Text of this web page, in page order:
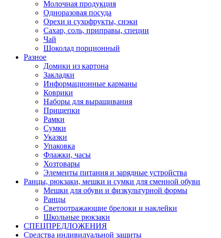
Молочная продукция
Одноразовая посуда
Орехи и сухофрукты, снэки
Сахар, соль, приправы, специи
Чай
Шоколад порционный
Разное
Домики из картона
Закладки
Информационные карманы
Коврики
Наборы для выращивания
Прищепки
Рамки
Сумки
Указки
Упаковка
Флажки, часы
Хозтовары
Элементы питания и зарядные устройства
Ранцы, рюкзаки, мешки и сумки для сменной обуви
Мешки для обуви и физкультурной формы
Ранцы
Светоотражающие брелоки и наклейки
Школьные рюкзаки
СПЕЦПРЕДЛОЖЕНИЯ
Средства индивидуальной защиты